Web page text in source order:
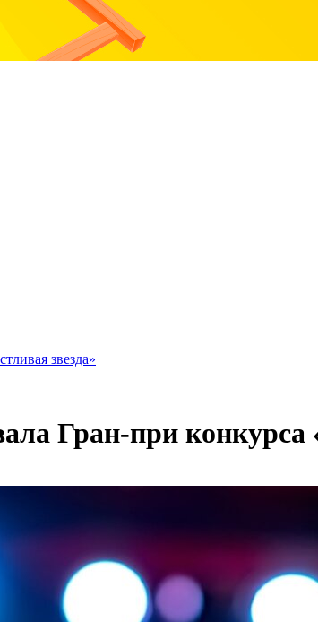
звезда»
Гран-при конкурса